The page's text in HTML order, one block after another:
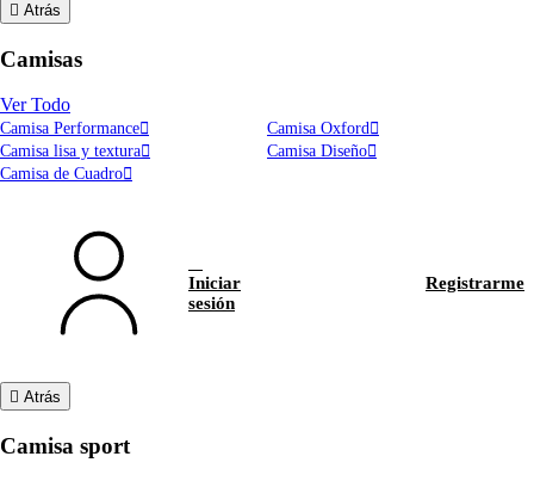
Atrás
Camisas
Ver Todo
Camisa Performance
Camisa Oxford
Camisa lisa y textura
Camisa Diseño
Camisa de Cuadro
Iniciar
sesión
Registrarme
Atrás
Camisa sport